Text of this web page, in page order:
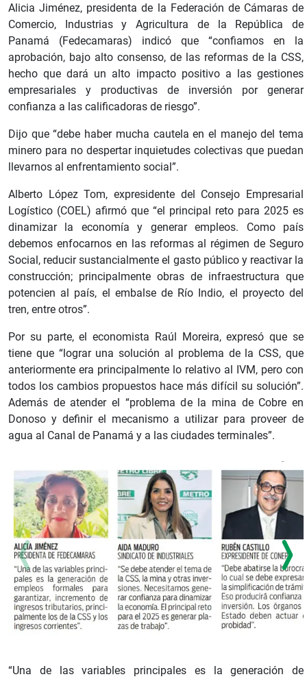
Alicia Jiménez, presidenta de la Federación de Cámaras de
Comercio, Industrias y Agricultura de la República de
Panamá (Fedecamaras) indicó que “confiamos en la
aprobación, bajo alto consenso, de las reformas de la CSS,
hecho que dará un alto impacto positivo a las gestiones
empresariales y productivas de inversión por generar
confianza a las calificadoras de riesgo”.
Dijo que “debe haber mucha cautela en el manejo del tema
minero para no despertar inquietudes colectivas que puedan
llevarnos al enfrentamiento social”.
Alberto López Tom, expresidente del Consejo Empresarial
Logístico (COEL) afirmó que “el principal reto para 2025 es
dinamizar la economía y generar empleos. Como país
debemos enfocarnos en las reformas al régimen de Seguro
Social, reducir sustancialmente el gasto público y reactivar la
construcción; principalmente obras de infraestructura que
potencien al país, el embalse de Río Indio, el proyecto del
tren, entre otros”.
Por su parte, el economista Raúl Moreira, expresó que se
tiene que “lograr una solución al problema de la CSS, que
anteriormente era principalmente lo relativo al IVM, pero con
todos los cambios propuestos hace más difícil su solución”.
Además de atender el “problema de la mina de Cobre en
Donoso y ⁠definir el mecanismo a utilizar para proveer de
agua al Canal de Panamá y a las ciudades terminales”.
“Una de las variables principales es la generación de